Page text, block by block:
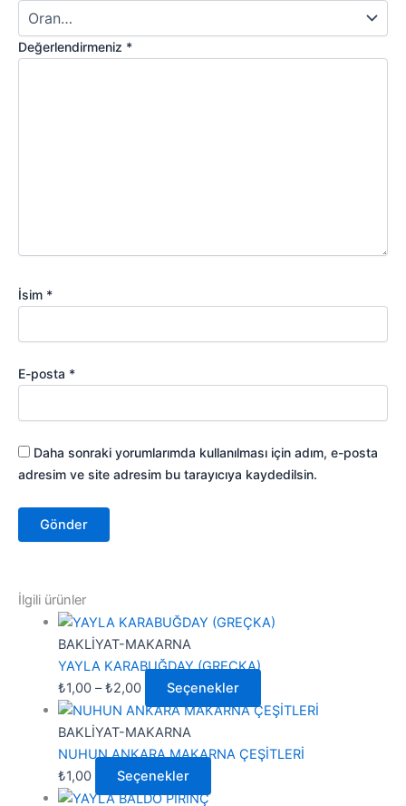
Değerlendirmeniz *
İsim *
E-posta *
Daha sonraki yorumlarımda kullanılması için adım, e-posta
adresim ve site adresim bu tarayıcıya kaydedilsin.
İlgili ürünler
BAKLİYAT-MAKARNA
YAYLA KARABUĞDAY (GREÇKA)
₺1,00 –₺2,00 Seçenekler
BAKLİYAT-MAKARNA
NUHUN ANKARA MAKARNA ÇEŞİTLERİ
₺1,00 Seçenekler